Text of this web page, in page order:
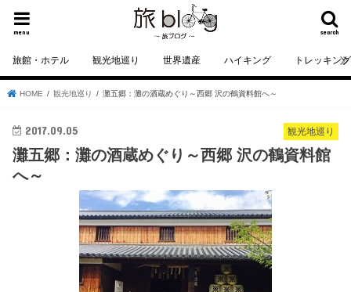
search
menu
旅館・ホテル 観光地巡り 世界遺産 ハイキング トレッキング
HOME 観光地巡り 灘五郷：灘の酒蔵めぐり～西郷 沢の鶴資料館へ～
観光地巡り
2017.09.05
灘五郷：灘の酒蔵めぐり～西郷 沢の鶴資料館
へ～